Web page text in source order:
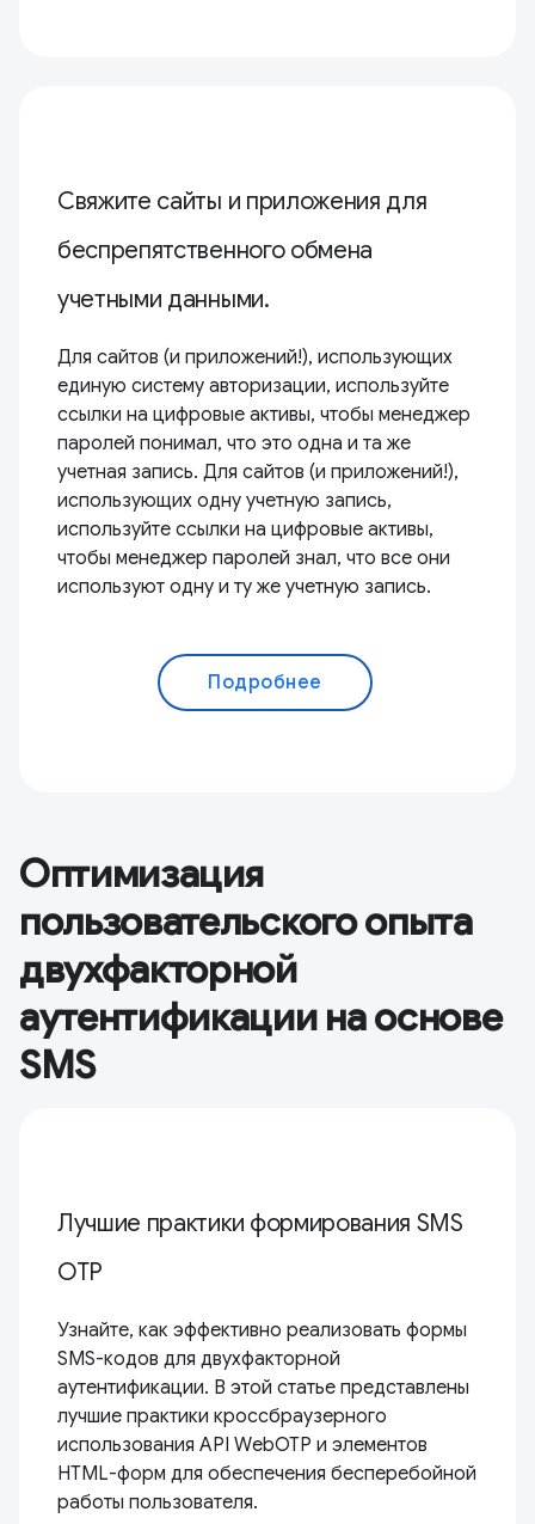
Свяжите сайты и приложения для
беспрепятственного обмена
учетными данными.
Для сайтов (и приложений!), использующих
единую систему авторизации, используйте
ссылки на цифровые активы, чтобы менеджер
паролей понимал, что это одна и та же
учетная запись. Для сайтов (и приложений!),
использующих одну учетную запись,
используйте ссылки на цифровые активы,
чтобы менеджер паролей знал, что все они
используют одну и ту же учетную запись.
Подробнее
Оптимизация
пользовательского опыта
двухфакторной
аутентификации на основе
SMS
Лучшие практики формирования SMS
OTP
Узнайте, как эффективно реализовать формы
SMS-кодов для двухфакторной
аутентификации. В этой статье представлены
лучшие практики кроссбраузерного
использования API WebOTP и элементов
HTML-форм для обеспечения бесперебойной
работы пользователя.